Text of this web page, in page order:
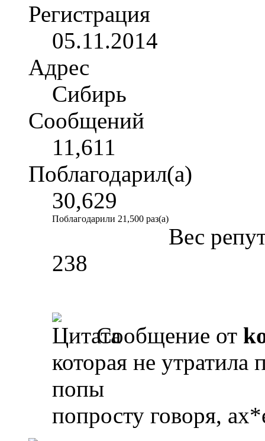
Регистрация
05.11.2014
Адрес
Сибирь
Сообщений
11,611
Поблагодарил(а)
30,629
Поблагодарили 21,500 раз(а)
Вес
238
Сообщение от
которая не
попы
попросту говоря,